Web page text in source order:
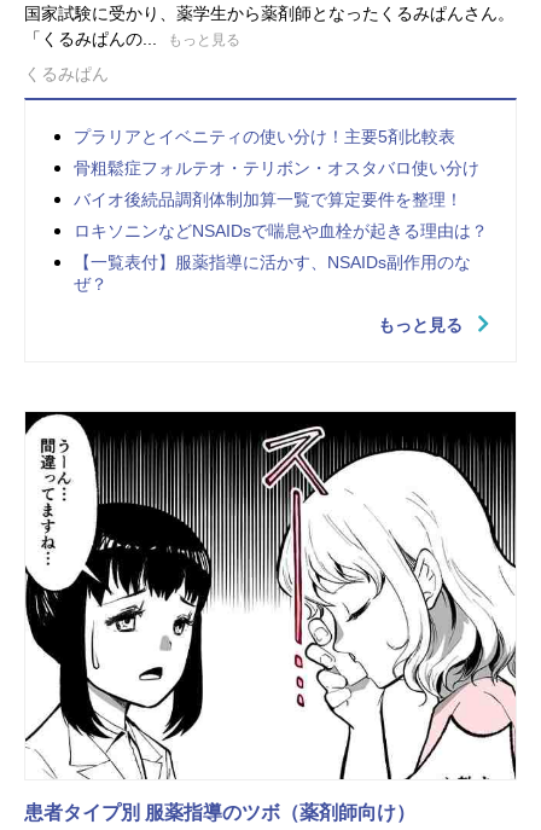
国家試験に受かり、薬学生から薬剤師となったくるみぱんさん。
「くるみぱんの...
もっと見る
くるみぱん
プラリアとイベニティの使い分け！主要5剤比較表
骨粗鬆症フォルテオ・テリボン・オスタバロ使い分け
バイオ後続品調剤体制加算一覧で算定要件を整理！
ロキソニンなどNSAIDsで喘息や血栓が起きる理由は？
【一覧表付】服薬指導に活かす、NSAIDs副作用のな
ぜ？
もっと見る
患者タイプ別 服薬指導のツボ（薬剤師向け）